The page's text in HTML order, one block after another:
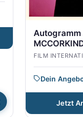
Autogramm
FILM
Dein
Jetzt